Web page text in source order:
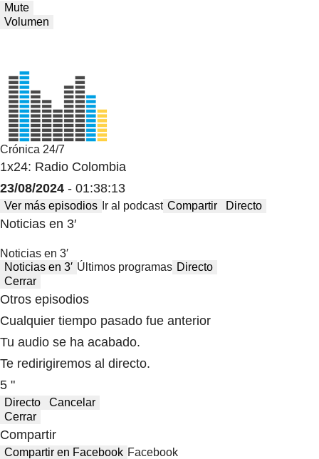
Mute
Volumen
Crónica 24/7
1x24: Radio Colombia
23/08/2024 - 01:38:13
Ver más episodios Ir al podcast Compartir Directo
Noticias en 3′
Noticias en 3′
Noticias en 3′ Últimos programas Directo
Cerrar
Otros episodios
Cualquier tiempo pasado fue anterior
Tu audio se ha acabado.
Te redirigiremos al directo.
5 "
Directo
Cancelar
Cerrar
Compartir
Compartir en Facebook Facebook